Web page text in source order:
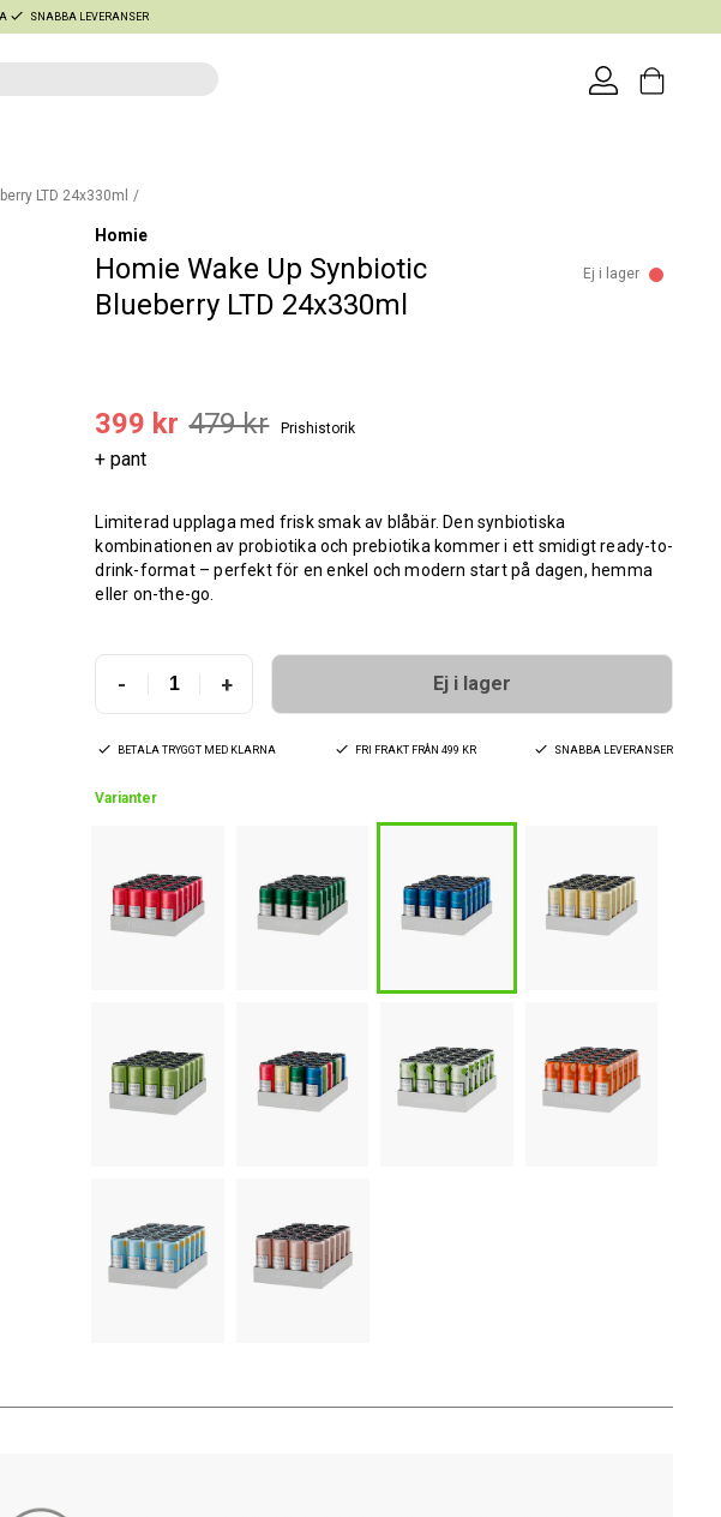
SNABBA LEVERANSER
LTD 24x330ml
Homie
Homie Wake Up Synbiotic
Blueberry LTD 24x330ml
Ej i lager
399 kr 479 kr Prishistorik
+ pant
Limiterad upplaga med frisk smak av blåbär. Den synbiotiska
kombinationen av probiotika och prebiotika kommer i ett smidigt ready-to-
drink-format – perfekt för en enkel och modern start på dagen, hemma
eller on-the-go.
- + Ej i lager
BETALA TRYGGT MED KLARNA FRI FRAKT FRÅN 499 KR SNABBA LEVERANSER
Varianter